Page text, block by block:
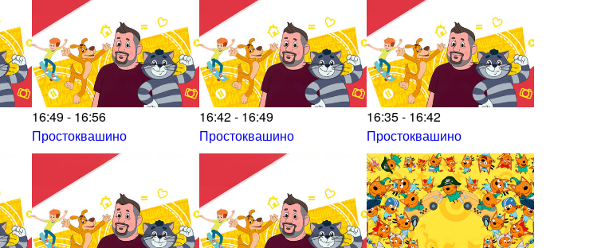
16:49 - 16:56
Простоквашино
16:42 - 16:49
Простоквашино
16:35 - 16:42
Простоквашино